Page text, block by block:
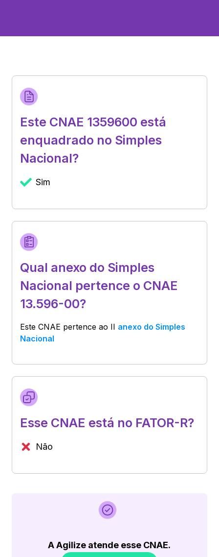
Este CNAE 1359600 está
enquadrado no Simples
Nacional?
Sim
Qual anexo do Simples
Nacional pertence o CNAE
13.596-00?
Este CNAE pertence ao II anexo do Simples
Nacional
Esse CNAE está no FATOR-R?
Não
A Agilize atende esse CNAE.